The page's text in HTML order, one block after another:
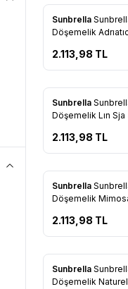
Yeni
Favorilere
Sunbrella
Döşemelik
2.113,98 TL
Yeni
Favorilere
Sunbrella
Döşemelik Lın
2.113,98 TL
Yeni
Favorilere
Sunbrella
Döşemelik Mimosa Sja
2.113,98 TL
Yeni
Favorilere
Sunbrella